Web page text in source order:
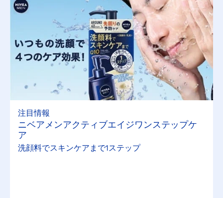
注目情報
ニベアメンアクティブエイジワンステップケ
ア
洗顔料でスキンケアまで1ステップ